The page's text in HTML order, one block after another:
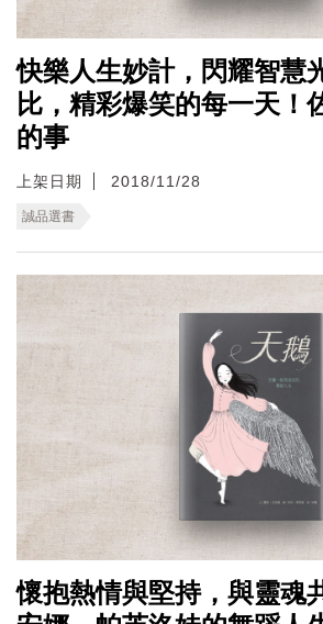
快樂人生妙計，閃耀智慧
比，精彩爆笑的每一天！
的事
上架日期 2018/11/28
誠品選書
懷抱熱情與堅持，與靈魂